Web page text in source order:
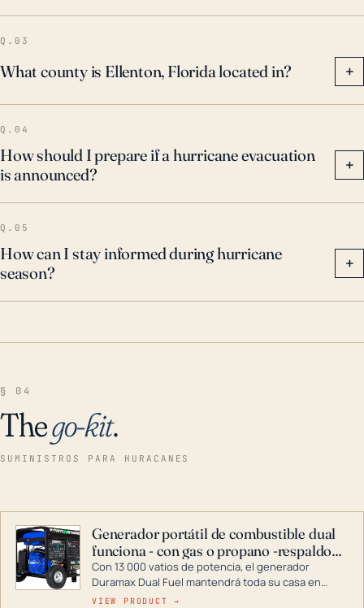
sobre los riesgos y sus responsabilidades antes,
durante y después de un huracán. Será importante
monitorear las medidas de mitigación de
inundaciones para garantizar su eficacia ante estos
riesgos crecientes.
Q.03
What county is Ellenton, Florida located in? +
Q.04
How should I prepare if a hurricane evacuation
is announced?
+
Q.05
How can I stay informed during hurricane
season?
+
§ 04
Thego-kit.
SUMINISTROS PARA HURACANES
Generador portátil de combustible dual
funciona - con gas o propano -respaldo
para el hogar
Con 13 000 vatios de potencia, el generador
Duramax Dual Fuel mantendrá toda su casa en
funcionamiento durante una tormenta o un corte
VIEW PRODUCT →